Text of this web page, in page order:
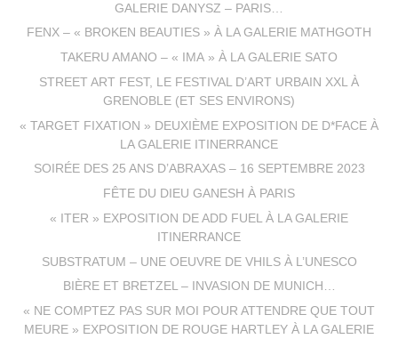
GALERIE DANYSZ – PARIS…
FENX – « BROKEN BEAUTIES » À LA GALERIE MATHGOTH
TAKERU AMANO – « IMA » À LA GALERIE SATO
STREET ART FEST, LE FESTIVAL D’ART URBAIN XXL À
GRENOBLE (ET SES ENVIRONS)
« TARGET FIXATION » DEUXIÈME EXPOSITION DE D*FACE À
LA GALERIE ITINERRANCE
SOIRÉE DES 25 ANS D’ABRAXAS – 16 SEPTEMBRE 2023
FÊTE DU DIEU GANESH À PARIS
« ITER » EXPOSITION DE ADD FUEL À LA GALERIE
ITINERRANCE
SUBSTRATUM – UNE OEUVRE DE VHILS À L’UNESCO
BIÈRE ET BRETZEL – INVASION DE MUNICH…
« NE COMPTEZ PAS SUR MOI POUR ATTENDRE QUE TOUT
MEURE » EXPOSITION DE ROUGE HARTLEY À LA GALERIE